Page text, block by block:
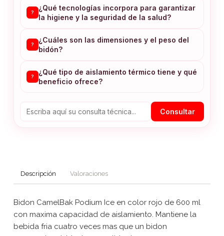
?
¿Qué tecnologías incorpora para garantizar
la higiene y la seguridad de la salud?
?
¿Cuáles son las dimensiones y el peso del
bidón?
?
¿Qué tipo de aislamiento térmico tiene y qué
beneficio ofrece?
Consultar
Descripción Valoraciones
Bidon CamelBak Podium Ice en color rojo de 600 ml
con maxima capacidad de aislamiento. Mantiene la
bebida fria cuatro veces mas que un bidon